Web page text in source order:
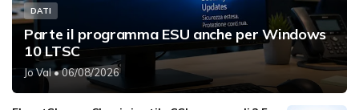
DATI
Parte il programma ESU anche per Windows
10 LTSC
Jo Val• 06/08/2026